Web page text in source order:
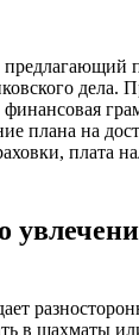
дела.
плана на
плата
в шахматы